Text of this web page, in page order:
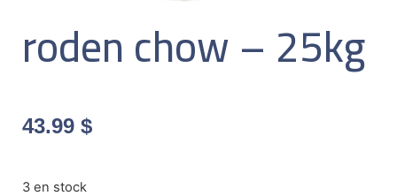
roden chow – 25kg
43.99 $
3 en stock